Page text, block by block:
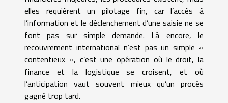
elles requièrent un pilotage fin, car l’accès à
l’information et le déclenchement d’une saisie ne se
font pas sur simple demande. Là encore, le
recouvrement international n’est pas un simple «
contentieux », c’est une opération où le droit, la
finance et la logistique se croisent, et où
l’anticipation vaut souvent mieux qu’un procès
gagné trop tard.